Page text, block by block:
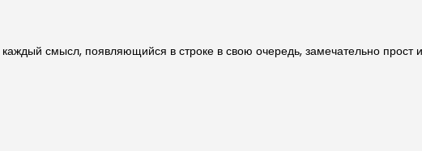
каждый смысл, появляющийся в строке в свою очередь, замечательно прост